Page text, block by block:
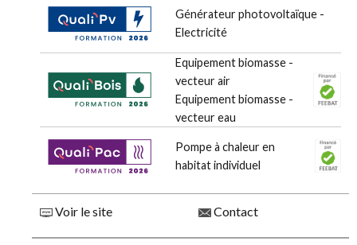
Générateur photovoltaïque -
Electricité
Equipement biomasse -
vecteur air
Equipement biomasse -
vecteur eau
Pompe à chaleur en
habitat individuel
Voir le site Contact